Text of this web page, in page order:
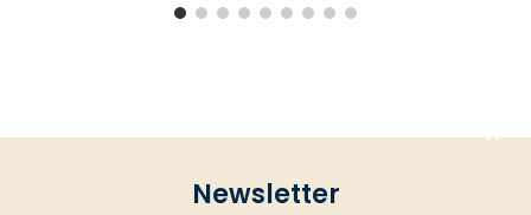
Newsletter